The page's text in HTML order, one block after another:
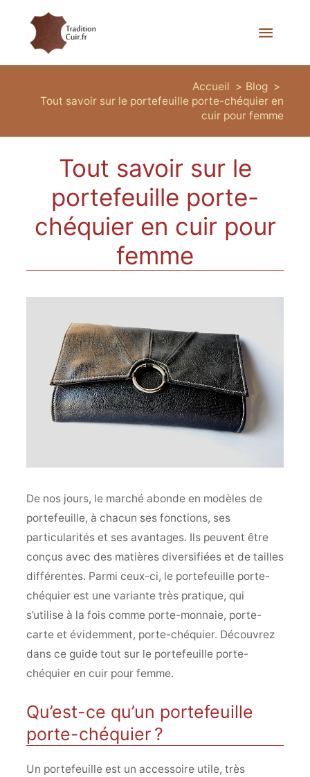
Menu
Accueil
Blog
Tout savoir sur le portefeuille porte-chéquier en
cuir pour femme
Tout savoir sur le
portefeuille porte-
chéquier en cuir pour
femme
De nos jours, le marché abonde en modèles de
portefeuille, à chacun ses fonctions, ses
particularités et ses avantages. Ils peuvent être
conçus avec des matières diversifiées et de tailles
différentes. Parmi ceux-ci, le portefeuille porte-
chéquier est une variante très pratique, qui
s’utilise à la fois comme porte-monnaie, porte-
carte et évidemment, porte-chéquier. Découvrez
dans ce guide tout sur le portefeuille porte-
chéquier en cuir pour femme.
Qu’est-ce qu’un portefeuille
porte-chéquier ?
Un portefeuille est un accessoire utile, très